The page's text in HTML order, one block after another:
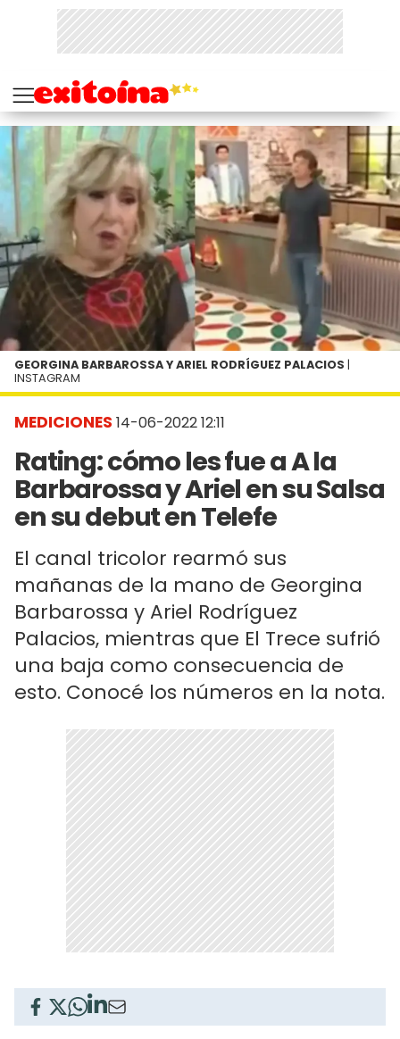
MEDICIONES 14-06-2022 12:11
Rating: cómo les fue a A la
Barbarossa y Ariel en su Salsa
en su debut en Telefe
El canal tricolor rearmó sus
mañanas de la mano de Georgina
Barbarossa y Ariel Rodríguez
Palacios, mientras que El Trece sufrió
una baja como consecuencia de
esto. Conocé los números en la nota.
GEORGINA BARBAROSSA Y ARIEL RODRÍGUEZ PALACIOS |
INSTAGRAM